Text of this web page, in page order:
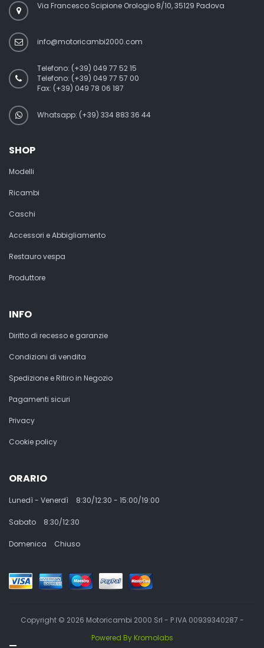
Via Francesco Scipione Orologio 8/10, 35129 Padova
info@motoricambi2000.com
Telefono: (+39) 049 77 52 15
Telefono: (+39) 049 77 57 00
Fax: (+39) 049 78 06 187
Whatsapp: (+39) 334 883 36 44
SHOP
Modelli
Ricambi
Caschi
Accessori e Abbigliamento
Restauro vespa
Produttore
INFO
Diritto di recesso e garanzie
Condizioni di vendita
Spedizione e Ritiro in Negozio
Pagamenti sicuri
Privacy
Cookie policy
ORARIO
Lunedì - Venerdì 8:30/12:30 - 15:00/19:00
Sabato 8:30/12:30
Domenica Chiuso
Copyright © 2026 Motoricambi 2000 Srl - P.IVA 00939340287 -
Powered By Kromolabs